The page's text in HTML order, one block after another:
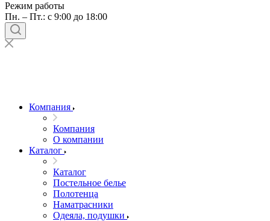
Режим работы
Пн. – Пт.: с 9:00 до 18:00
Компания
Компания
О компании
Каталог
Каталог
Постельное белье
Полотенца
Наматрасники
Одеяла, подушки